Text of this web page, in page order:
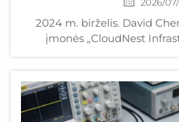
2026/
2024 m. birželis. David
įmonės „CloudNest
savaitėms kliento duomenų
veikti – o jam vis dar reikėjo